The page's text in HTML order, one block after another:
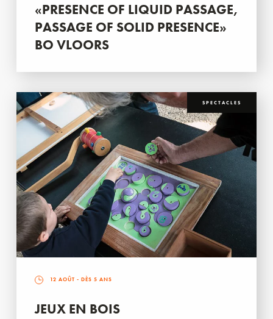
«PRESENCE OF LIQUID PASSAGE,
PASSAGE OF SOLID PRESENCE»
BO VLOORS
SPECTACLES
12 AOÛT - DÈS 5 ANS
JEUX EN BOIS